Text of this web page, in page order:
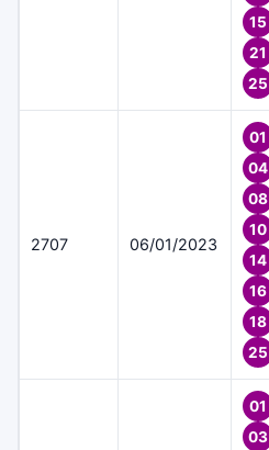
15
21
25
2707 06/01/2023
01
04
08
10
14
16
18
25
01
03